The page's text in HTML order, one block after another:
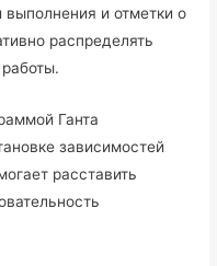
и отметки о
распределять
Ганта
зависимостей
расставить